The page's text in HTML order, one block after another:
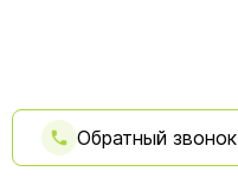
Обратный звонок